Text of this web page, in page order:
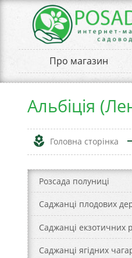
Про магазин
Альбіція
local_florist Головна сторінка
Розсада полуниці
Саджанці плодових
Саджанці екзотичних
Саджанці ягідних